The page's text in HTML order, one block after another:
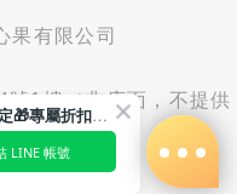
有限公司
1樓（非店面，不提供
新好友限定🎁專屬折扣馬上領
LINE 帳號